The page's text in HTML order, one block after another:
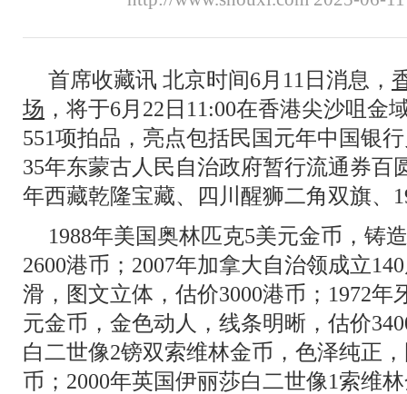
首席收藏讯 北京时间6月11日消息，
场 ，将于6月22日11:00在香港尖沙咀金
551项拍品，亮点包括民国元年中国银
35年东蒙古人民自治政府暂行流通券百
年西藏乾隆宝藏、四川醒狮二角双旗、
1988年美国奥林匹克5美元金币，铸
2600港币；2007年加拿大自治领成立
滑，图文立体，估价3000港币；1972年
元金币，金色动人，线条明晰，估价
白二世像2镑双索维林金币，色泽纯正
币；2000年英国伊丽莎白二世像1索维